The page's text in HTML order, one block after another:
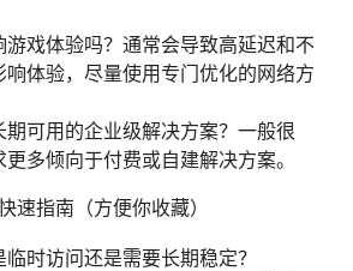
游戏体验吗？通常会导致高延迟和不
体验，尽量使用专门优化的网络方
期可用的企业级解决方案？一般很
多倾向于付费或自建解决方案。
速指南（方便你收藏）
时访问还是需要长期稳定？